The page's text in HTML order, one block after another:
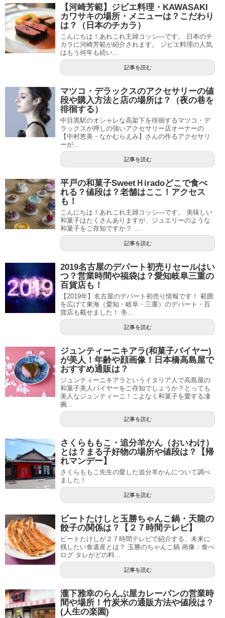
【河崎芳範】ジビエ料理・KAWASAKI
カワサキの場所・メニューは？こだわり
は？（日本のチカラ）
こんにちは！あれこれ主婦コッシ―です。 日本のチ
カラに河崎芳範が紹介されます。 ジビエ料理の人気
はもう何年も続い...
記事を読む
マツコ・デラックスのアクセサリーの値
段や購入方法と店の場所は？（夜の巷を
徘徊する）
中目黒駅のオシャレな高架下を徘徊するマツコ・デ
ラックスが押しの強いアクセサリー店オーナーの
【中村恵美・なかむらえみ】さんの作るアクセサリ
ーが...
記事を読む
平戸の和菓子SweetＨiradoどこで食べ
れる？値段は？老舗はここ！アクセス
も！
こんにちは！あれこれ主婦コッシ―です。 美味しい
和菓子はたくさんありますが、ジュエリーのような
和菓子をご存知ですか？ ...
記事を読む
2019名古屋のデパート初売りセールはい
つ？営業時間や福袋は？愛知岐阜三重の
百貨店も！
【2019年】名古屋のデパート初売り情報です！ 範囲
を広げて東海（愛知・岐阜・三重）のデパート・百
貨店も載せました！ 冬...
記事を読む
ジュンティーニキアラ(和菓子バイヤー)
が美人！年齢や顔画像！日本橋高島屋で
おすすめ通販は？
ジュンティーニキアラというイタリア人で高島屋の
和菓子美人バイヤーをご存知でしょうか？とっても
美人なジュンティーニ！こよなく和菓子を愛する凄
腕...
記事を読む
さくらももこ・追分羊かん（おいわけ）
とは？まる子好物の場所や値段は？【帰
れマンデー】
さくらももこ先生の愛した追分羊かんについて調べ
ました！
記事を読む
ビートたけしと玉勝ちゃんこ鍋・天龍の
餃子の関係は？【２７時間テレビ】
ビートたけしが２７時間テレビで紹介する、未来に
残したい食遺産とは？ 玉勝のちゃんこ鍋 画像：食べ
ログ タレがどの料...
記事を読む
瀧下雅幸のらんぷ屋カレーパンの営業時
間や場所！竹炭米の通販方法や値段は？
(人生の楽園)